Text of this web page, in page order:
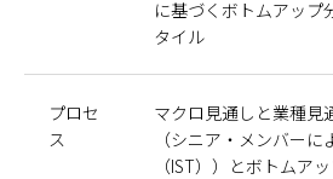
に基づくボトムアップ
タイル
プロセ
ス
マクロ見通しと業種見
（シニア・メンバー
（IST））とボトムア